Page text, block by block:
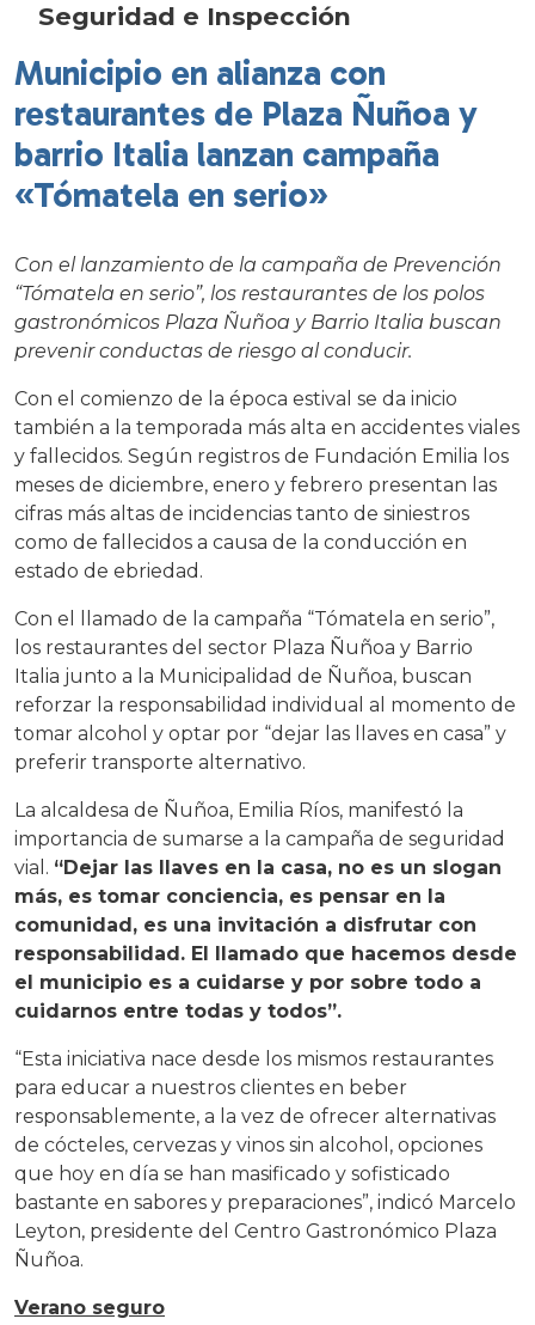
Seguridad e Inspección
Municipio en alianza con
restaurantes de Plaza Ñuñoa y
barrio Italia lanzan campaña
«Tómatela en serio»
Con el lanzamiento de la campaña de Prevención
“Tómatela en serio”, los restaurantes de los polos
gastronómicos Plaza Ñuñoa y Barrio Italia buscan
prevenir conductas de riesgo al conducir.
Con el comienzo de la época estival se da inicio
también a la temporada más alta en accidentes viales
y fallecidos. Según registros de Fundación Emilia los
meses de diciembre, enero y febrero presentan las
cifras más altas de incidencias tanto de siniestros
como de fallecidos a causa de la conducción en
estado de ebriedad.
Con el llamado de la campaña “Tómatela en serio”,
los restaurantes del sector Plaza Ñuñoa y Barrio
Italia junto a la Municipalidad de Ñuñoa, buscan
reforzar la responsabilidad individual al momento de
tomar alcohol y optar por “dejar las llaves en casa” y
preferir transporte alternativo.
La alcaldesa de Ñuñoa, Emilia Ríos, manifestó la
importancia de sumarse a la campaña de seguridad
vial. “Dejar las llaves en la casa, no es un slogan
más, es tomar conciencia, es pensar en la
comunidad, es una invitación a disfrutar con
responsabilidad. El llamado que hacemos desde
el municipio es a cuidarse y por sobre todo a
cuidarnos entre todas y todos”.
“Esta iniciativa nace desde los mismos restaurantes
para educar a nuestros clientes en beber
responsablemente, a la vez de ofrecer alternativas
de cócteles, cervezas y vinos sin alcohol, opciones
que hoy en día se han masificado y sofisticado
bastante en sabores y preparaciones”, indicó Marcelo
Leyton, presidente del Centro Gastronómico Plaza
Ñuñoa.
Verano seguro